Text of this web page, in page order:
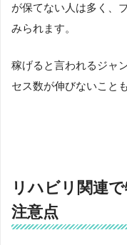
が保てない人は多く、
みられます。
稼げると言われるジャ
セス数が伸びないこと
リハビリ関連
注意点